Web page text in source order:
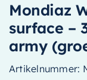
Spiegels
Kranen
Douche
Mondiaz
surface –
army
Artikelnummer: